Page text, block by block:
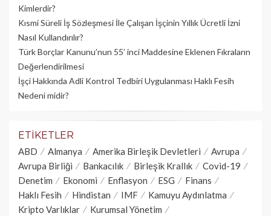
Kimlerdir?
Kısmi Süreli İş Sözleşmesi İle Çalışan İşçinin Yıllık Üc­retli İzni
Nasıl Kullandırılır?
Türk Borçlar Kanunu’nun 55’ inci Maddesine Eklenen Fıkraların
Değerlendirilmesi
İşçi Hakkında Adli Kontrol Tedbiri Uygulanması Haklı Fesih
Nedeni midir?
ETIKETLER
ABD Almanya Amerika Birleşik Devletleri
Avrupa
Avrupa Birliği
Bankacılık Birleşik Krallık
Covid-19
Denetim
Ekonomi Enflasyon ESG
Finans
Haklı Fesih
Hindistan IMF
Kamuyu Aydınlatma
Kripto Varlıklar
Kurumsal Yönetim